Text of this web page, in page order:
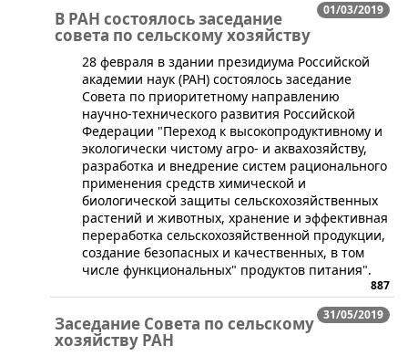
01/03/2019
В РАН состоялось заседание
совета по сельскому хозяйству
​28 февраля в здании президиума Российской
академии наук (РАН) состоялось заседание
Совета по приоритетному направлению
научно-технического развития Российской
Федерации "Переход к высокопродуктивному и
экологически чистому агро- и аквахозяйству,
разработка и внедрение систем рационального
применения средств химической и
биологической защиты сельскохозяйственных
растений и животных, хранение и эффективная
переработка сельскохозяйственной продукции,
создание безопасных и качественных, в том
числе функциональных" продуктов питания".
887
31/05/2019
Заседание Совета по сельскому
хозяйству РАН